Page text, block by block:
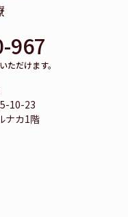
967
ただけます。
10-23
ナカ1階